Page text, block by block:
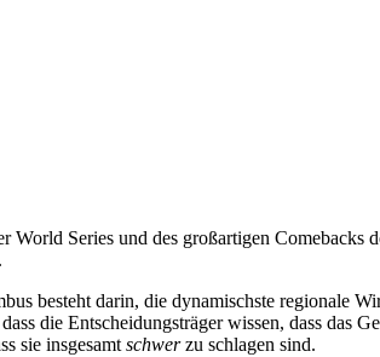
Series und des großartigen
besteht darin, die dynamischste regionale
die Entscheidungsträger wissen, dass das
sie insgesamt schwerzu schlagen sind.